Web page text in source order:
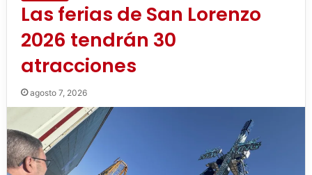
Las ferias de San Lorenzo
2026 tendrán 30
atracciones
agosto 7, 2026